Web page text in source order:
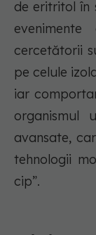
de eritritol în
evenimente
cercetătorii
pe celule
iar
organismul
avansate,
tehnologii
cip”.